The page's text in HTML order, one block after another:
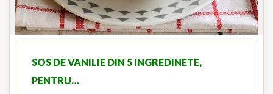
SOS DE VANILIE DIN 5 INGREDINETE,
PENTRU…